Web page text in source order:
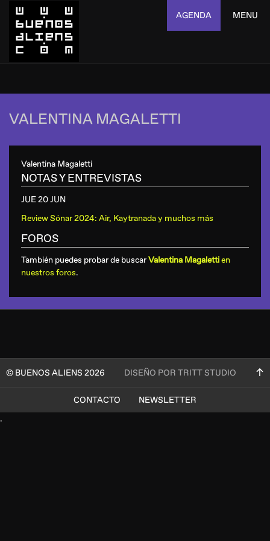
AGENDA MENU
VALENTINA MAGALETTI
Valentina Magaletti
NOTAS Y ENTREVISTAS
JUE 20 JUN
Review Sónar 2024: Air, Kaytranada y muchos más
FOROS
También puedes probar de buscarValentina Magalettien
nuestros foros.
© BUENOS ALIENS 2026 DISEÑO POR TRITT STUDIO
CONTACTO
NEWSLETTER
.